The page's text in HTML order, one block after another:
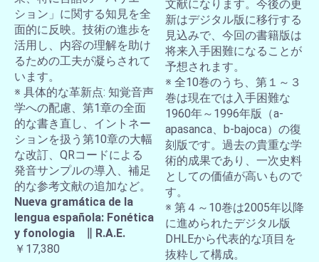
ション」に関する知見を全
面的に反映。技術の進歩を
活用し、内容の理解を助け
るための工夫が凝らされて
います。
※ 具体的な革新点: 知覚音声
学への配慮、第1章の全面
的な書き直し、イントネー
ションを扱う第10章の大幅
な改訂、QRコードによる
発音サンプルの導入、補足
的な参考文献の追加など。
Nueva gramática de la
lengua española: Fonética
y fonologia ∥ R.A.E.
￥17,380
文献になります。今後の更
新はデジタル版に移行する
見込みで、今回の書籍版は
将来入手困難になることが
予想されます。
※ 全10巻のうち、第１～３
巻は現在では入手困難な
1960年～1996年版（a-
apasanca、b-bajoca）の復
刻版です。過去の貴重な学
術的成果であり、一次史料
としての価値が高いもので
す。
※ 第４～10巻は2005年以降
に進められたデジタル版
DHLEから代表的な項目を
抜粋して構成。